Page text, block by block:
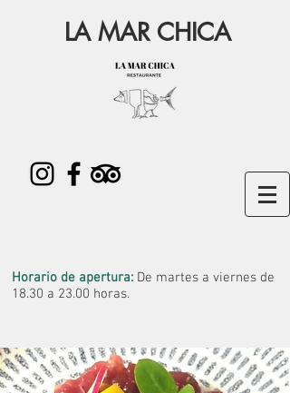
LA MAR CHICA
Horario de apertura: De martes a viernes de
18.30 a 23.00 horas.